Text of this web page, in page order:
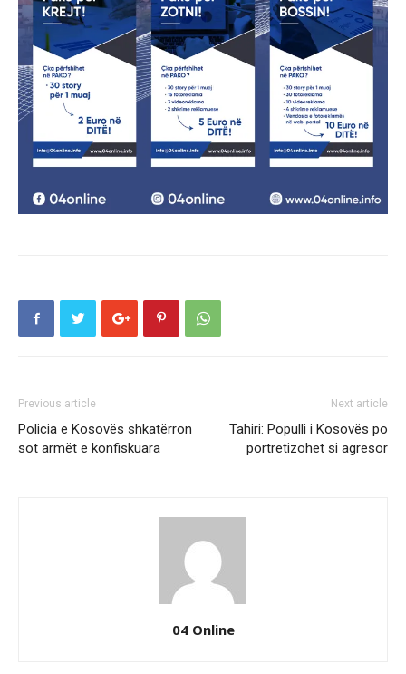
Previous article
Policia e Kosovës shkatërron
sot armët e konfiskuara
Next article
Tahiri: Populli i Kosovës po
portretizohet si agresor
04 Online